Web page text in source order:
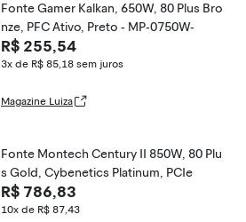
Fonte Gamer Kalkan, 650W, 80 Plus Bro
nze, PFC Ativo, Preto - MP-0750W-
R$ 255,54
3x de R$ 85,18 sem juros
Magazine Luiza
Fonte Montech Century II 850W, 80 Plu
s Gold, Cybenetics Platinum, PCIe
R$ 786,83
10x de R$ 87,43